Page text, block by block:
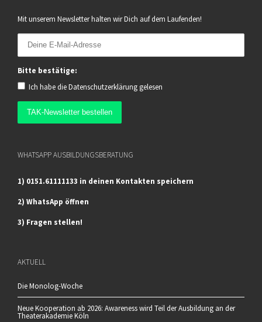
Mit unserem Newsletter halten wir Dich auf dem Laufenden!
Bitte bestätige:
Ich habe dieDatenschutzerklärung gelesen
WHATSAPP AUSBILDUNGSBERATUNG
1) 0151.61111133 in deinen Kontakten speichern
2) WhatsApp öffnen
3) Fragen stellen!
AKTUELL
Die Monolog-Woche
Neue Kooperation ab 2026: Awareness wird Teil der Ausbildung an der
Theaterakademie Köln